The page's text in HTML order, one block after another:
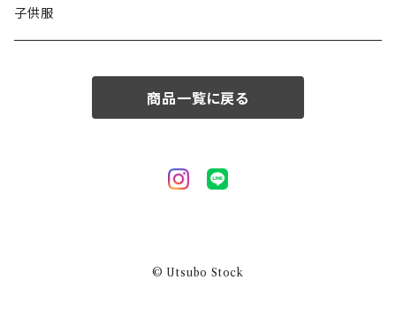
50/XL～
48/L
子供服
商品一覧に戻る
© Utsubo Stock